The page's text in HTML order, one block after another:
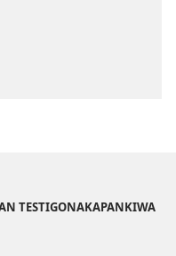
TESTIGONAKAPANKIWA